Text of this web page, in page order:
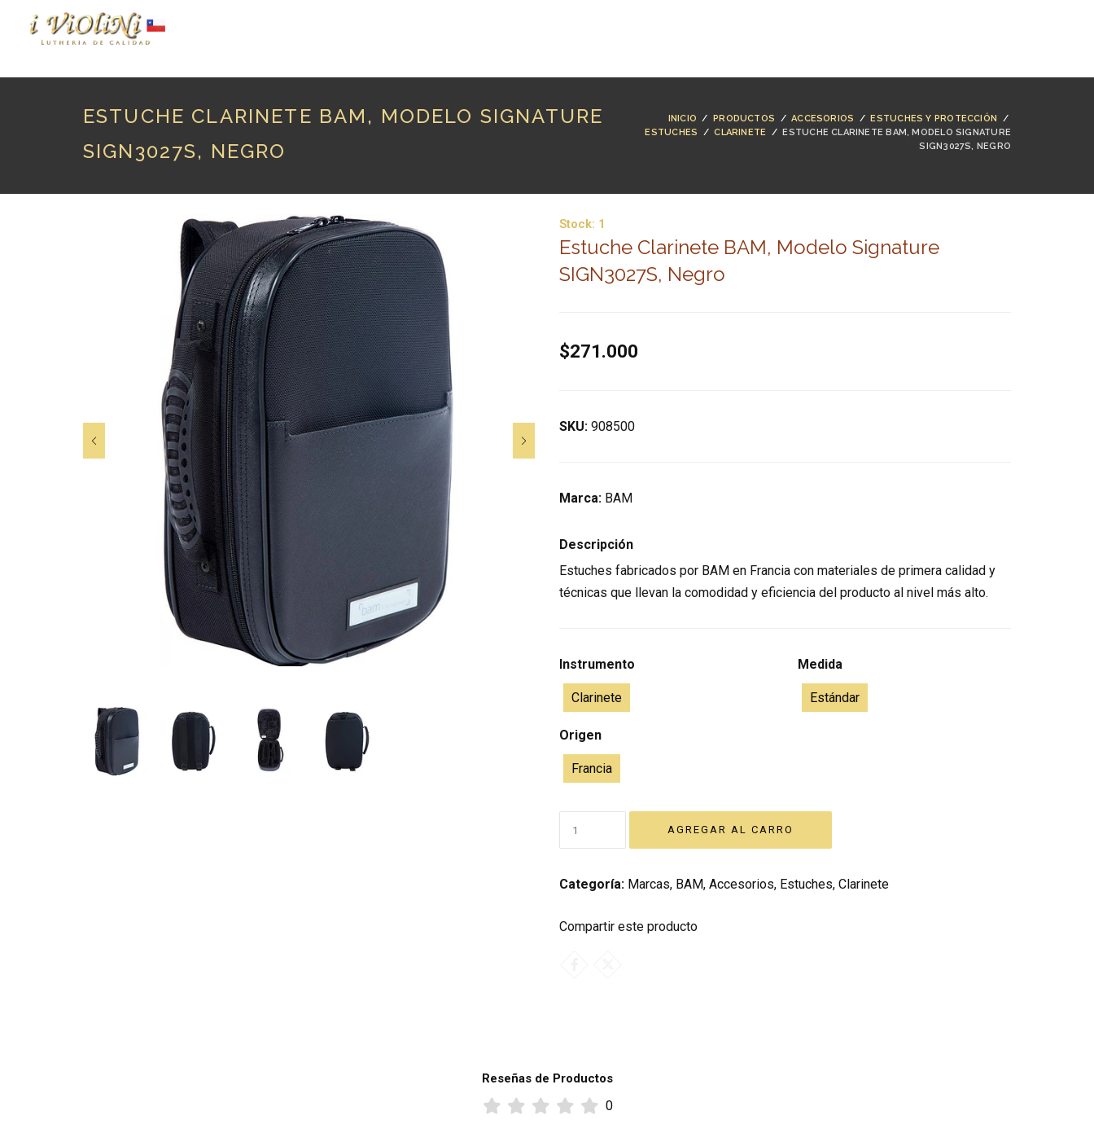
ESTUCHE CLARINETE BAM, MODELO SIGNATURE
SIGN3027S, NEGRO
INICIO / PRODUCTOS /ACCESORIOS / ESTUCHES Y PROTECCIÓN
/
ESTUCHES /CLARINETE /
ESTUCHE CLARINETE BAM, MODELO SIGNATURE
SIGN3027S, NEGRO
Stock: 1
Estuche Clarinete BAM, Modelo Signature
SIGN3027S, Negro
$271.000
SKU: 908500
Marca: BAM
Descripción
Estuches fabricados por BAM en Francia con materiales de primera calidad y
técnicas que llevan la comodidad y eficiencia del producto al nivel más alto.
Instrumento
Clarinete
Medida
Estándar
Origen
Francia
Categoría: Marcas, BAM, Accesorios, Estuches, Clarinete
Compartir este producto
Reseñas de Productos
0